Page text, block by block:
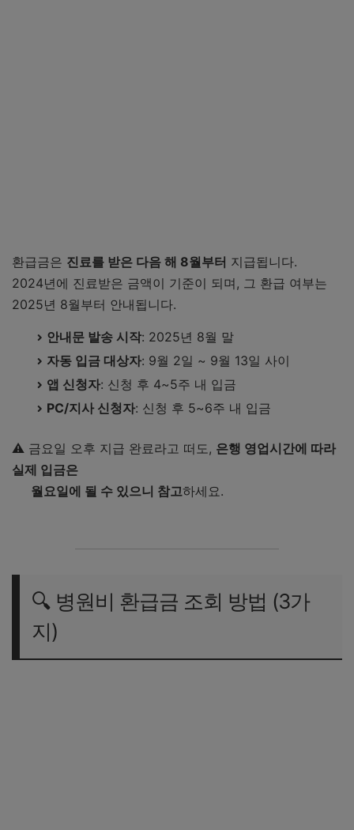
환급금은 진료를 받은 다음 해 8월부터 지급됩니다.
2024년에 진료받은 금액이 기준이 되며, 그 환급 여부는
2025년 8월부터 안내됩니다.
안내문 발송 시작: 2025년 8월 말
자동 입금 대상자: 9월 2일 ~ 9월 13일 사이
앱 신청자: 신청 후 4~5주 내 입금
PC/지사 신청자: 신청 후 5~6주 내 입금
⚠️ 금요일 오후 지급 완료라고 떠도, 은행 영업시간에 따라
실제 입금은
월요일에 될 수 있으니 참고하세요.
🔍 병원비 환급금 조회 방법 (3가
지)